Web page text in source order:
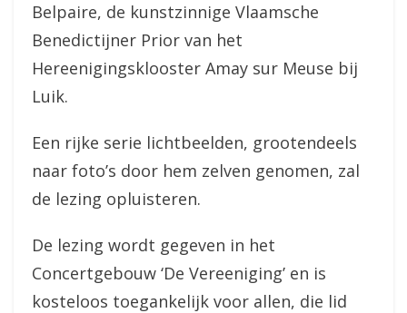
Belpaire, de kunstzinnige Vlaamsche
Benedictijner Prior van het
Hereenigingsklooster Amay sur Meuse bij
Luik.
Een rijke serie lichtbeelden, grootendeels
naar foto’s door hem zelven genomen, zal
de lezing opluisteren.
De lezing wordt gegeven in het
Concertgebouw ‘De Vereeniging’ en is
kosteloos toegankelijk voor allen, die lid